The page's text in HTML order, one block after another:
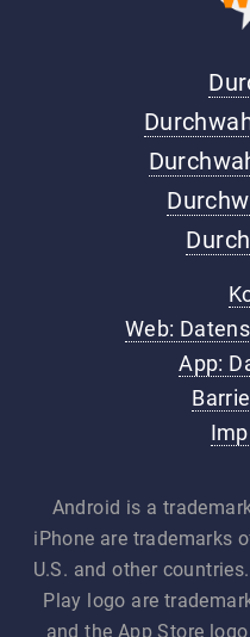
Web:
App:
Android is a
iPhone are trademarks
U.S. and other
Play logo are
and the App Store